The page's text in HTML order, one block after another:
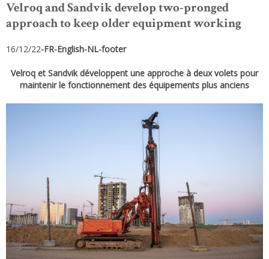
Velroq and Sandvik develop two-pronged
approach to keep older equipment working
16/12/22-FR-English-NL-footer
Velroq et Sandvik développent une approche à deux volets pour
maintenir le fonctionnement des équipements plus anciens